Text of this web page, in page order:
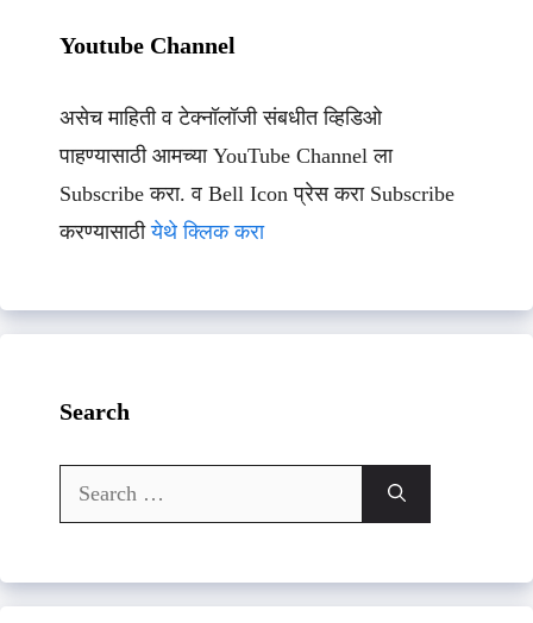
Youtube Channel
असेच माहिती व टेक्नॉलॉजी संबधीत व्हिडिओ
पाहण्यासाठी आमच्या YouTube Channel ला
Subscribe करा. व Bell Icon प्रेस करा Subscribe
करण्यासाठीयेथे क्लिक करा
Search
Search
for: